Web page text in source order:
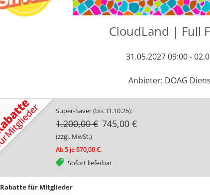
CloudLand | Full
31.05.2027 09:00 -
Anbieter: DOAG
Super-Saver (bis 31.10.26):
1.200,00 € 745,00 €
(zzgl. MwSt.)
Ab 5 je 670,00 €.
Sofort lieferbar
tag
Rabatte für Mitglieder